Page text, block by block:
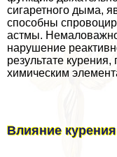
сигаретного дыма,
способны
астмы.
нарушение
результате
химическим
Влияние